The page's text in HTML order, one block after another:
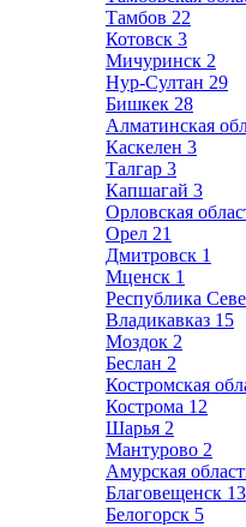
Тамбов 22
Котовск 3
Мичуринск 2
Нур-Султан 29
Бишкек 28
Алматинская
Каскелен 3
Талгар 3
Капшагай 3
Орловская
Орел 21
Дмитровск 1
Мценск 1
Республика
Владикавказ 15
Моздок 2
Беслан 2
Костромская
Кострома 12
Шарья 2
Мантурово 2
Амурская
Благовещенск 13
Белогорск 5